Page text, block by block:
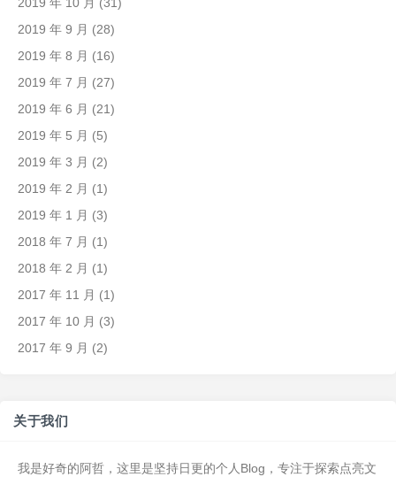
2019 年 9 月 (28)
2019 年 8 月 (16)
2019 年 7 月 (27)
2019 年 6 月 (21)
2019 年 5 月 (5)
2019 年 3 月 (2)
2019 年 2 月 (1)
2019 年 1 月 (3)
2018 年 7 月 (1)
2018 年 2 月 (1)
2017 年 11 月 (1)
2017 年 10 月 (3)
2017 年 9 月 (2)
关于我们
我是好奇的阿哲，这里是坚持日更的个人Blog，专注于探索点亮文